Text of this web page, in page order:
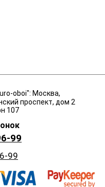
oboi": Москва,
проспект, дом 2
107
99
99